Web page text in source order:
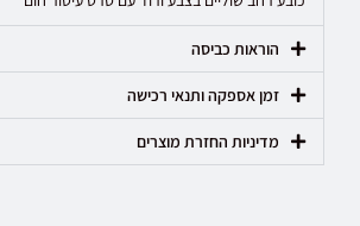
הוראות כביסה
זמן אספקה ותנאי רכישה
מדיניות החזרת מוצרים